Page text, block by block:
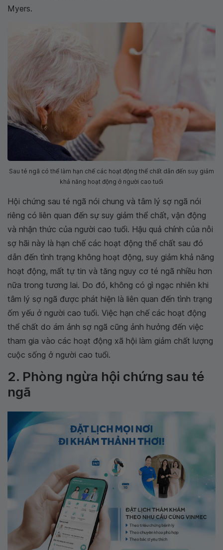
Myers.
Sau té ngã có thể làm hạn chế các hoạt động thể chất dẫn đến suy giảm
khả năng hoạt động ở người cao tuổi
Hội chứng sau té ngã nói chung và tâm lý sợ ngã nói
riêng có liên quan đến sự suy giảm thể chất, vận động
và nhận thức của người cao tuổi. Hậu quả chính của nỗi
sợ hãi này là hạn chế các hoạt động thể chất sau đó
dẫn đến tình trạng không hoạt động, suy giảm khả năng
hoạt động, mất tự tin và tăng nguy cơ té ngã nhiều hơn
nữa trong tương lai. Do đó, không có gì ngạc nhiên khi
tâm lý sợ ngã được phát hiện là liên quan đến tình trạng
ốm yếu ở người cao tuổi. Việc hạn chế các hoạt động
thể chất do ám ảnh sợ ngã cũng ảnh hưởng đến việc
tham gia vào các hoạt động xã hội làm giảm chất lượng
cuộc sống ở người cao tuổi.
2. Phòng ngừa hội chứng sau té
ngã